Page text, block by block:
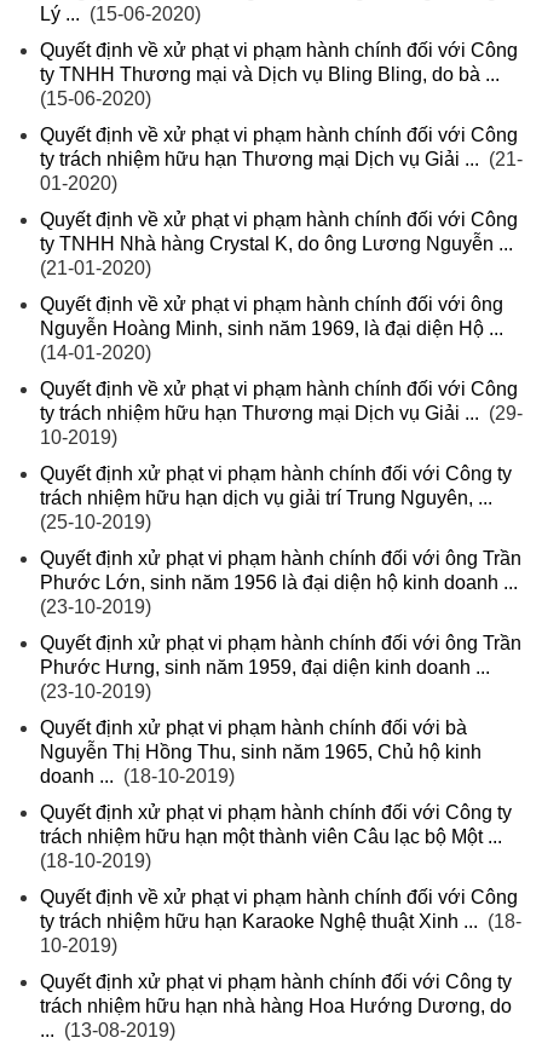
Lý ... (15-06-2020)
Quyết định về xử phạt vi phạm hành chính đối với Công
ty TNHH Thương mại và Dịch vụ Bling Bling, do bà ...
(15-06-2020)
Quyết định về xử phạt vi phạm hành chính đối với Công
ty trách nhiệm hữu hạn Thương mại Dịch vụ Giải ... (21-
01-2020)
Quyết định về xử phạt vi phạm hành chính đối với Công
ty TNHH Nhà hàng Crystal K, do ông Lương Nguyễn ...
(21-01-2020)
Quyết định về xử phạt vi phạm hành chính đối với ông
Nguyễn Hoàng Minh, sinh năm 1969, là đại diện Hộ ...
(14-01-2020)
Quyết định về xử phạt vi phạm hành chính đối với Công
ty trách nhiệm hữu hạn Thương mại Dịch vụ Giải ... (29-
10-2019)
Quyết định xử phạt vi phạm hành chính đối với Công ty
trách nhiệm hữu hạn dịch vụ giải trí Trung Nguyên, ...
(25-10-2019)
Quyết định xử phạt vi phạm hành chính đối với ông Trần
Phước Lớn, sinh năm 1956 là đại diện hộ kinh doanh ...
(23-10-2019)
Quyết định xử phạt vi phạm hành chính đối với ông Trần
Phước Hưng, sinh năm 1959, đại diện kinh doanh ...
(23-10-2019)
Quyết định xử phạt vi phạm hành chính đối với bà
Nguyễn Thị Hồng Thu, sinh năm 1965, Chủ hộ kinh
doanh ... (18-10-2019)
Quyết định xử phạt vi phạm hành chính đối với Công ty
trách nhiệm hữu hạn một thành viên Câu lạc bộ Một ...
(18-10-2019)
Quyết định về xử phạt vi phạm hành chính đối với Công
ty trách nhiệm hữu hạn Karaoke Nghệ thuật Xinh ... (18-
10-2019)
Quyết định xử phạt vi phạm hành chính đối với Công ty
trách nhiệm hữu hạn nhà hàng Hoa Hướng Dương, do
... (13-08-2019)